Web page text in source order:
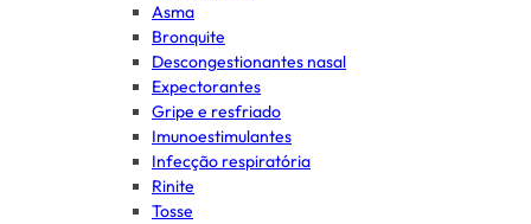
Asma
Bronquite
Descongestionantes nasal
Expectorantes
Gripe e resfriado
Imunoestimulantes
Infecção respiratória
Rinite
Tosse